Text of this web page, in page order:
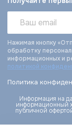
Нажимая кнопку
обработку
информационных и
политикой
Политика
Информация на
информационный
публичной